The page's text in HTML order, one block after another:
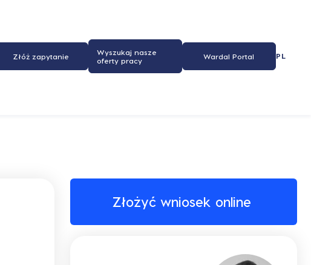
Złóż zapytanie
Wyszukaj nasze
oferty pracy
Wardal Portal PL
Złożyć wniosek online